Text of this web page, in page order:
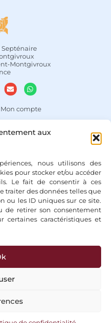
aux
nous utilisons des
pour stocker et/ou accéder
Le fait de consentir à ces
traiter des données telles que
ou les ID uniques sur ce site.
de retirer son consentement
certaines caractéristiques et
Montgivroux
Mon compte
Conditions Générales de
Vente
Mentions légales & Politique
de confidentialité
Paypal